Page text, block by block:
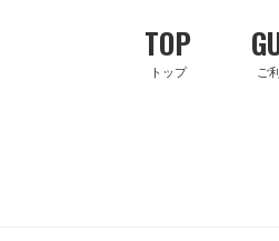
TOP
トップ ご